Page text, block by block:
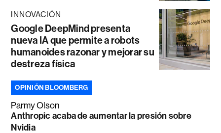
INNOVACIÓN
Google DeepMind presenta
nueva IA que permite a robots
humanoides razonar y mejorar su
destreza física
OPINIÓN BLOOMBERG
Parmy Olson
Anthropic acaba de aumentar la presión sobre
Nvidia